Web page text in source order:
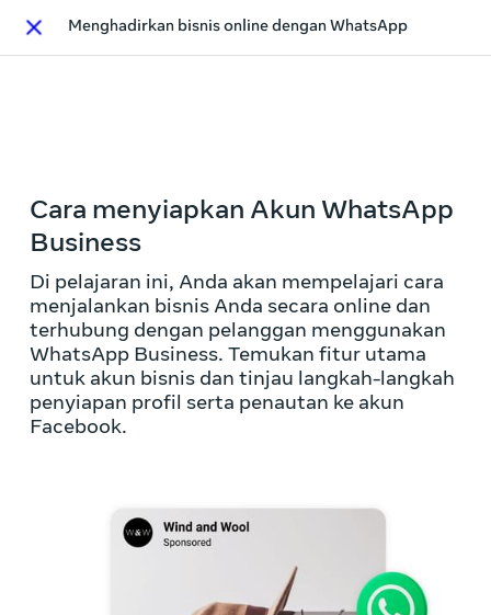
Close
Menghadirkan bisnis online dengan WhatsApp
Cara menyiapkan Akun WhatsApp
Business
Di pelajaran ini, Anda akan mempelajari cara
menjalankan bisnis Anda secara online dan
terhubung dengan pelanggan menggunakan
WhatsApp Business. Temukan fitur utama
untuk akun bisnis dan tinjau langkah-langkah
penyiapan profil serta penautan ke akun
Facebook.